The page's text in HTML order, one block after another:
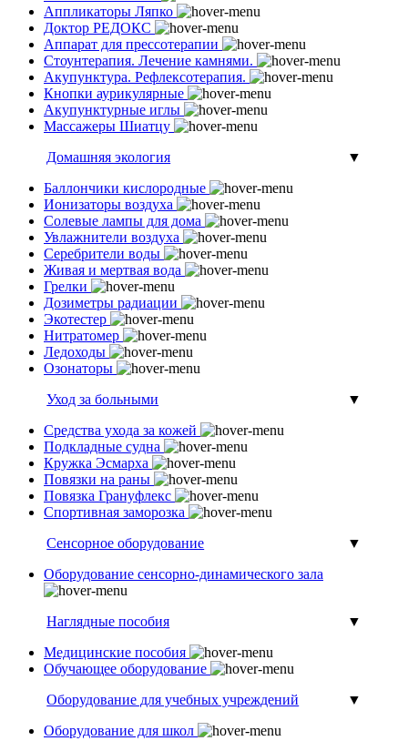
Аппликаторы Ляпко
Доктор РЕДОКС
Аппарат для прессотерапии
Стоунтерапия. Лечение камнями.
Акупунктура. Рефлексотерапия.
Кнопки аурикулярные
Акупунктурные иглы
Массажеры Шиатцу
Домашняя экология
▼
Баллончики кислородные
Ионизаторы воздуха
Солевые лампы для дома
Увлажнители воздуха
Серебрители воды
Живая и мертвая вода
Грелки
Дозиметры радиации
Экотестер
Нитратомер
Ледоходы
Озонаторы
Уход за больными
▼
Средства ухода за кожей
Подкладные судна
Кружка Эсмарха
Повязки на раны
Повязка Грануфлекс
Спортивная заморозка
Сенсорное оборудование
▼
Оборудование сенсорно-динамического зала
Наглядные пособия
▼
Медицинские пособия
Обучающее оборудование
Оборудование для учебных учреждений
▼
Оборудование для школ